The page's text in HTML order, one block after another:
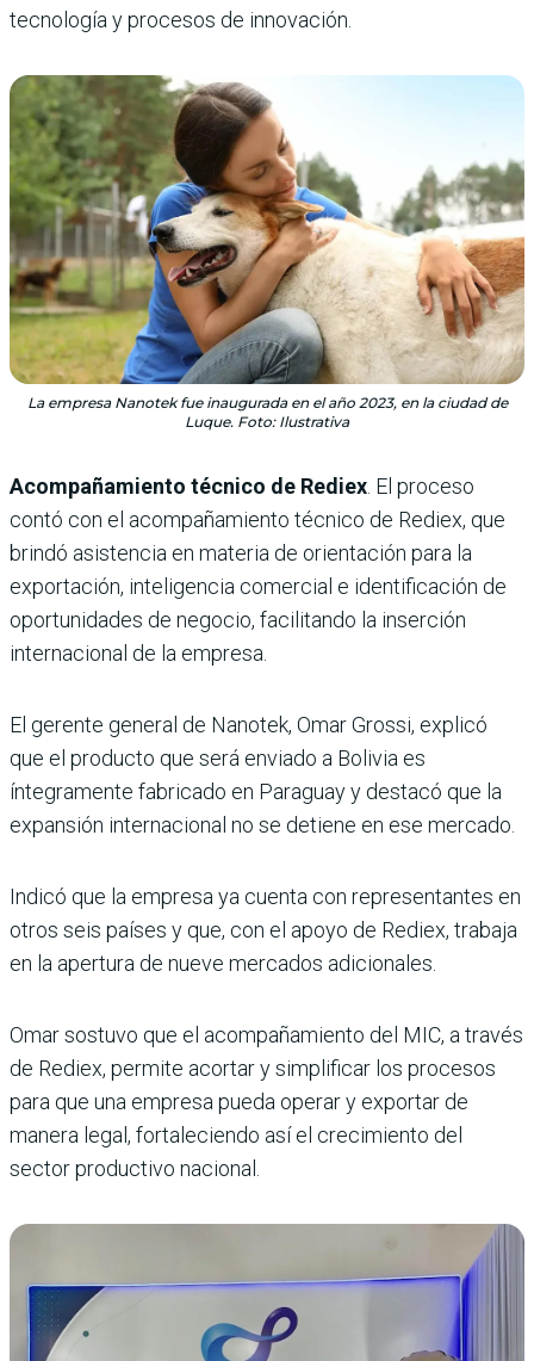
tecnología y procesos de innovación.
La empresa Nanotek fue inaugurada en el año 2023, en la ciudad de
Luque. Foto: Ilustrativa
Acompañamiento técnico de Rediex . El proceso
contó con el acompañamiento técnico de Rediex, que
brindó asistencia en materia de orientación para la
exportación, inteligencia comercial e identificación de
oportunidades de negocio, facilitando la inserción
internacional de la empresa.
El gerente general de Nanotek, Omar Grossi, explicó
que el producto que será enviado a Bolivia es
íntegramente fabricado en Paraguay y destacó que la
expansión internacional no se detiene en ese mercado.
Indicó que la empresa ya cuenta con representantes en
otros seis países y que, con el apoyo de Rediex, trabaja
en la apertura de nueve mercados adicionales.
Omar sostuvo que el acompañamiento del MIC, a través
de Rediex, permite acortar y simplificar los procesos
para que una empresa pueda operar y exportar de
manera legal, fortaleciendo así el crecimiento del
sector productivo nacional.